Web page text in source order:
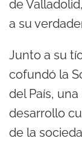
de
a su
Junto a su
cofundó la
del País,
desarrollo
de la